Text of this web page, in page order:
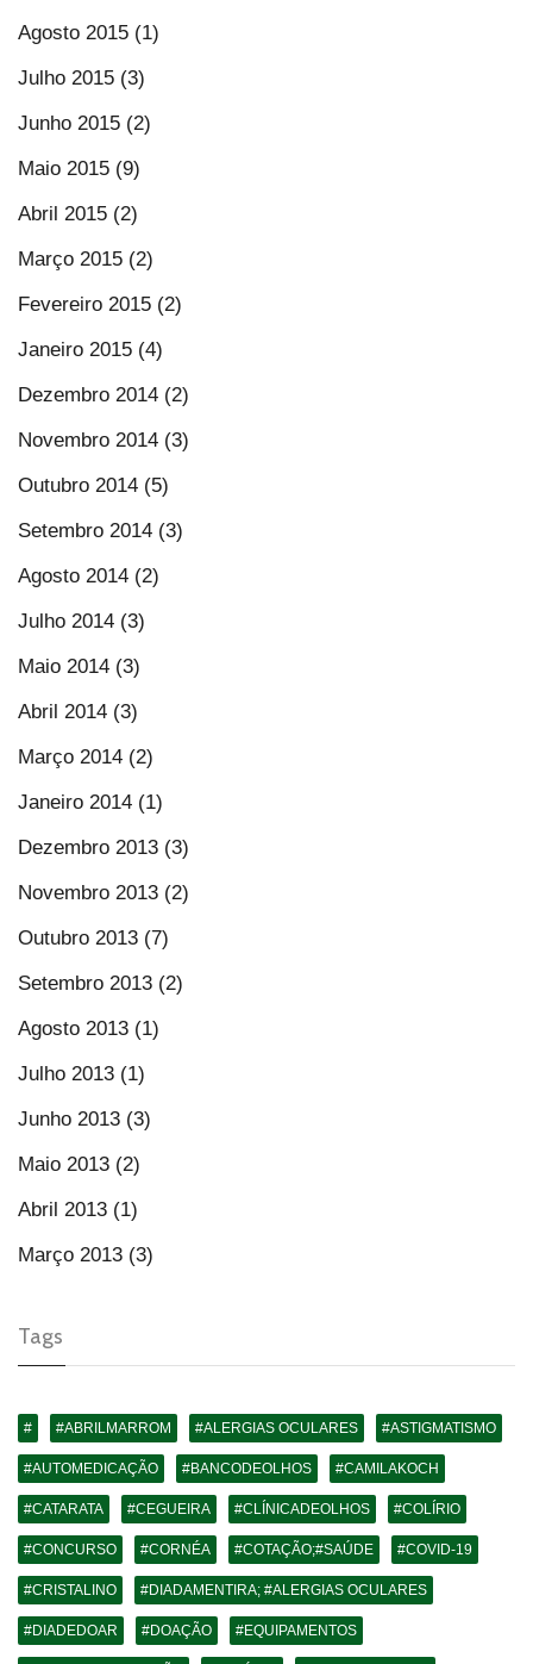
Agosto 2015 (1)
Julho 2015 (3)
Junho 2015 (2)
Maio 2015 (9)
Abril 2015 (2)
Março 2015 (2)
Fevereiro 2015 (2)
Janeiro 2015 (4)
Dezembro 2014 (2)
Novembro 2014 (3)
Outubro 2014 (5)
Setembro 2014 (3)
Agosto 2014 (2)
Julho 2014 (3)
Maio 2014 (3)
Abril 2014 (3)
Março 2014 (2)
Janeiro 2014 (1)
Dezembro 2013 (3)
Novembro 2013 (2)
Outubro 2013 (7)
Setembro 2013 (2)
Agosto 2013 (1)
Julho 2013 (1)
Junho 2013 (3)
Maio 2013 (2)
Abril 2013 (1)
Março 2013 (3)
Tags
# #ABRILMARROM #ALERGIAS OCULARES #ASTIGMATISMO
#AUTOMEDICAÇÃO #BANCODEOLHOS #CAMILAKOCH
#CATARATA #CEGUEIRA #CLÍNICADEOLHOS #COLÍRIO
#CONCURSO #CORNÉA #COTAÇÃO;#SAÚDE #COVID-19
#CRISTALINO #DIADAMENTIRA; #ALERGIAS OCULARES
#DIADEDOAR #DOAÇÃO #EQUIPAMENTOS